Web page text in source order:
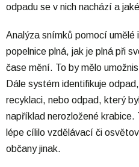
odpadu se v nich nachází a
Analýza snímků pomocí umělé
popelnice plná, jak je plná při
čase mění. To by mělo
Dále systém identifikuje
recyklaci, nebo odpad, který
například nerozložené
lépe cílilo vzdělávací či
občany jinak.